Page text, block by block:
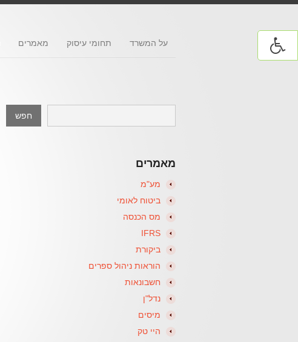
על המשרד תחומי עיסוק מאמרים
מאמרים
מע"מ
ביטוח לאומי
מס הכנסה
IFRS
ביקורת
הוראות ניהול ספרים
חשבונאות
נדל"ן
מיסים
היי טק